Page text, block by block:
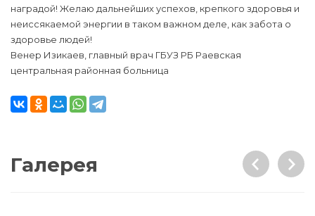
наградой! Желаю дальнейших успехов, крепкого здоровья и
неиссякаемой энергии в таком важном деле, как забота о
здоровье людей!
Венер Изикаев, главный врач ГБУЗ РБ Раевская
центральная районная больница
Галерея